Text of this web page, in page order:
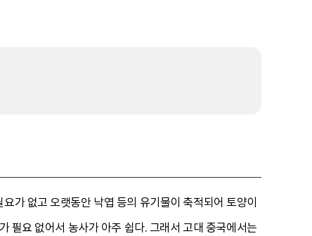
가 없고 오랫동안 낙엽 등의 유기물이 축적되어 토양이
필요 없어서 농사가 아주 쉽다. 그래서 고대 중국에서는